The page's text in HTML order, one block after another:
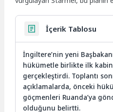
İçerik Tablosu
İngiltere’nin yeni
hükümetle birlikte ilk
gerçekleştirdi. Toplantı
açıklamalarda, önceki
göçmenleri Ruanda’ya
olduğunu belirtti.